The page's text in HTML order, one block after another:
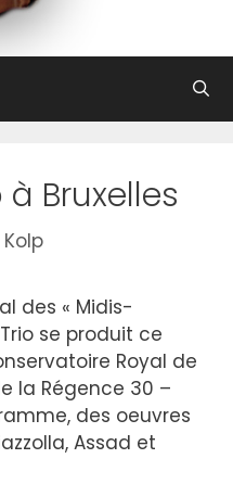
Bruxelles
des « Midis-
se produit ce
Royal de
la Régence 30 –
des oeuvres
Assad et